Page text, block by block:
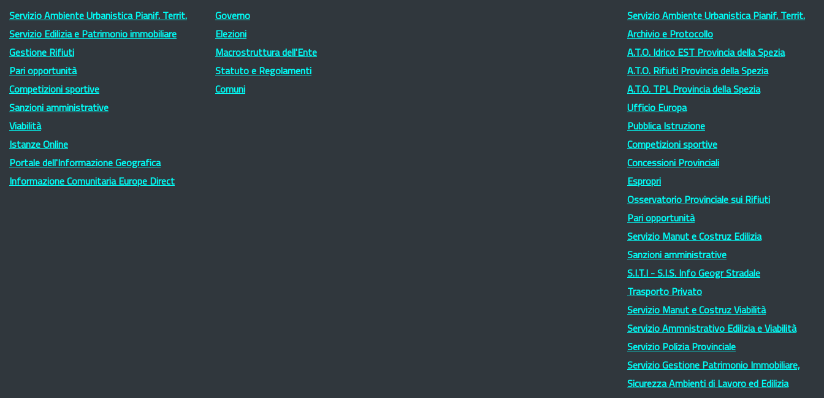
Servizio Ambiente Urbanistica Pianif. Territ.
Servizio Edilizia e Patrimonio immobiliare
Gestione Rifiuti
Pari opportunità
Competizioni sportive
Sanzioni amministrative
Viabilità
Istanze Online
Portale dell'Informazione Geografica
Informazione Comunitaria Europe Direct
Governo
Elezioni
Macrostruttura dell'Ente
Statuto e Regolamenti
Comuni
Servizio Ambiente Urbanistica Pianif. Territ.
Archivio e Protocollo
A.T.O. Idrico EST Provincia della Spezia
A.T.O. Rifiuti Provincia della Spezia
A.T.O. TPL Provincia della Spezia
Ufficio Europa
Pubblica Istruzione
Competizioni sportive
Concessioni Provinciali
Espropri
Osservatorio Provinciale sui Rifiuti
Pari opportunità
Servizio Manut e Costruz Edilizia
Sanzioni amministrative
S.I.T.I - S.I.S. Info Geogr Stradale
Trasporto Privato
Servizio Manut e Costruz Viabilità
Servizio Ammnistrativo Edilizia e Viabilità
Servizio Polizia Provinciale
Servizio Gestione Patrimonio Immobiliare,
Sicurezza Ambienti di Lavoro ed Edilizia